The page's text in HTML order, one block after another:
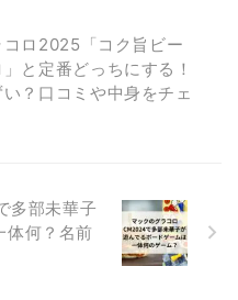
コロ2025「コク旨ビー
と定番どっちにする！
？口コミや中身をチェ
多部未華子
体何？名前